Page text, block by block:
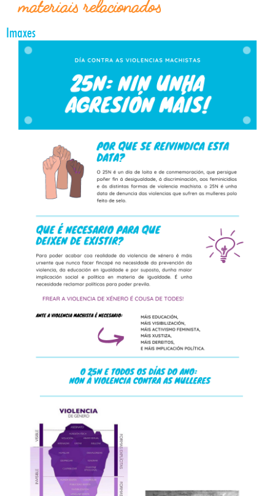
materiais relacionados
Imaxes